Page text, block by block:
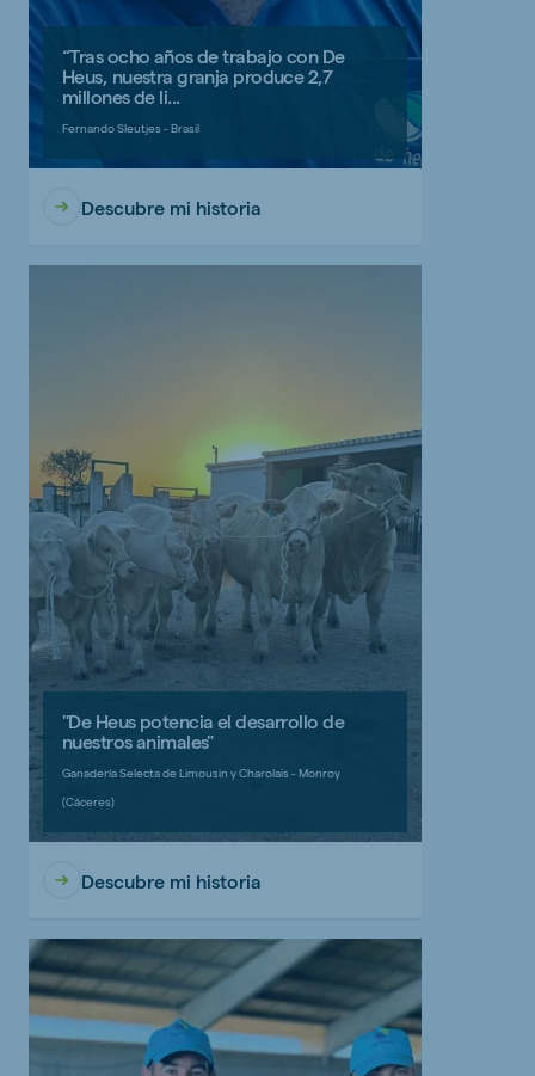
“Tras ocho años de trabajo con De
Heus, nuestra granja produce 2,7
millones de li...
Fernando Sleutjes - Brasil
Descubre mi historia
"De Heus potencia el desarrollo de
nuestros animales"
Ganadería Selecta de Limousin y Charolais - Monroy
(Cáceres)
Descubre mi historia